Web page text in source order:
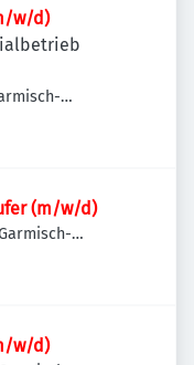
w/d)
(m/w/d)
w/d)